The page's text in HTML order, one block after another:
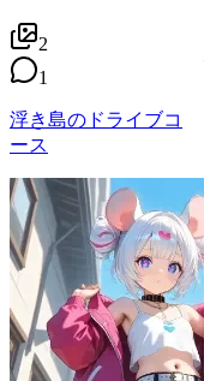
2
1
浮き島のドライブコ
ース